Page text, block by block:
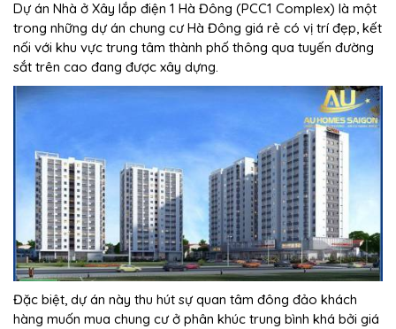
Dự án Nhà ở Xây lắp điện 1 Hà Đông (PCC1 Complex) là một
trong những dự án chung cư Hà Đông giá rẻ có vị trí đẹp, kết
nối với khu vực trung tâm thành phố thông qua tuyến đường
sắt trên cao đang được xây dựng.
Đặc biệt, dự án này thu hút sự quan tâm đông đảo khách
hàng muốn mua chung cư ở phân khúc trung bình khá bởi giá